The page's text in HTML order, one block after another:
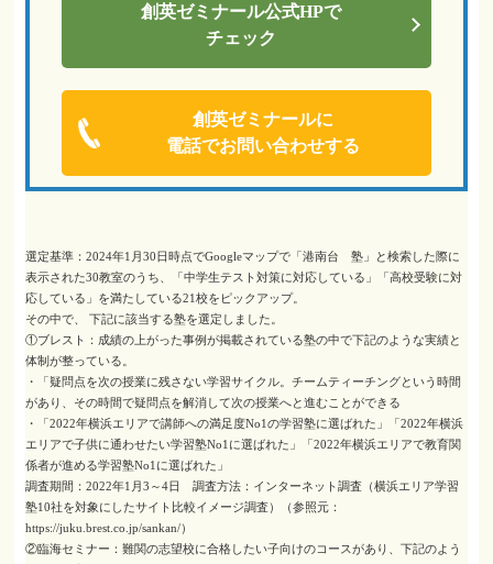
創英ゼミナール公式HPで
チェック
創英ゼミナールに
電話でお問い合わせする
選定基準：2024年1月30日時点でGoogleマップで「港南台 塾」と検索した際に
表示された30教室のうち、「中学生テスト対策に対応している」「高校受験に対
応している」を満たしている21校をピックアップ。
その中で、 下記に該当する塾を選定しました。
①ブレスト：成績の上がった事例が掲載されている塾の中で下記のような実績と
体制が整っている。
・「疑問点を次の授業に残さない学習サイクル。チームティーチングという時間
があり、その時間で疑問点を解消して次の授業へと進むことができる
・「2022年横浜エリアで講師への満足度No1の学習塾に選ばれた」「2022年横浜
エリアで子供に通わせたい学習塾No1に選ばれた」「2022年横浜エリアで教育関
係者が進める学習塾No1に選ばれた」
調査期間：2022年1月3～4日 調査方法：インターネット調査（横浜エリア学習
塾10社を対象にしたサイト比較イメージ調査）（参照元：
https://juku.brest.co.jp/sankan/）
②臨海セミナー：難関の志望校に合格したい子向けのコースがあり、下記のよう